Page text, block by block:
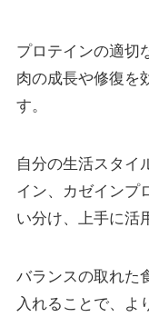
プロテインの適切
肉の成長や修復を
す。
自分の生活スタイ
イン、カゼインプ
い分け、上手に活
バランスの取れた
入れることで、よ